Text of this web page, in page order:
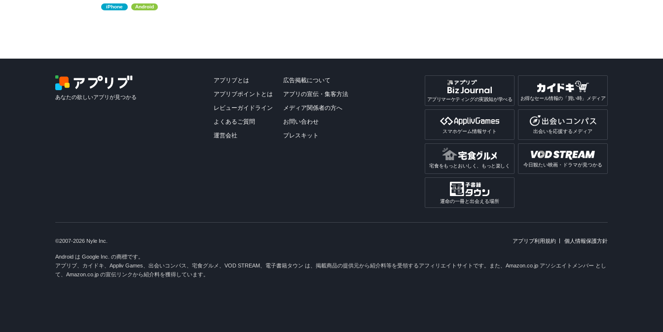
iPhone Android
あなたの欲しいアプリが見つかる
アプリブとは
アプリブポイントとは
レビューガイドライン
よくあるご質問
運営会社
広告掲載について
アプリの宣伝・集客方法
メディア関係者の方へ
お問い合わせ
プレスキット
アプリマーケティングの実践知が学べる お得なセール情報の「買い時」メディア
スマホゲーム情報サイト 出会いを応援するメディア
宅食をもっとおいしく、もっと楽しく 今日観たい映画・ドラマが見つかる
運命の一冊と出会える場所
©2007-2026 Nyle Inc. アプリブ利用規約 個人情報保護方針
Android は Google Inc. の商標です。
アプリブ、カイドキ、Appliv Games、出会いコンパス、宅食グルメ、VOD STREAM、電子書籍タウン は、掲載商品の提供元から紹介料等を受領するアフィリエイトサイトです。また、Amazon.co.jp アソシエイトメンバー とし
て、Amazon.co.jp の宣伝リンクから紹介料を獲得しています。